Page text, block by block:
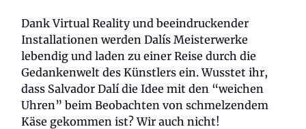
Dank Virtual Reality und beeindruckender
Installationen werden Dalís Meisterwerke
lebendig und laden zu einer Reise durch die
Gedankenwelt des Künstlers ein. Wusstet ihr,
dass Salvador Dalí die Idee mit den “weichen
Uhren” beim Beobachten von schmelzendem
Käse gekommen ist? Wir auch nicht!